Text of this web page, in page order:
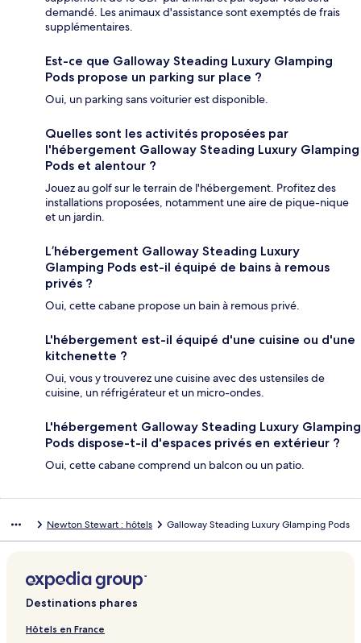
demandé. Les animaux d'assistance sont exemptés de frais
supplémentaires.
Est-ce que Galloway Steading Luxury Glamping
Pods propose un parking sur place ?
Oui, un parking sans voiturier est disponible.
Quelles sont les activités proposées par
l'hébergement Galloway Steading Luxury Glamping
Pods et alentour ?
Jouez au golf sur le terrain de l'hébergement. Profitez des
installations proposées, notamment une aire de pique-nique
et un jardin.
L’hébergement Galloway Steading Luxury
Glamping Pods est-il équipé de bains à remous
privés ?
Oui, cette cabane propose un bain à remous privé.
L'hébergement est-il équipé d'une cuisine ou d'une
kitchenette ?
Oui, vous y trouverez une cuisine avec des ustensiles de
cuisine, un réfrigérateur et un micro-ondes.
L'hébergement Galloway Steading Luxury Glamping
Pods dispose-t-il d'espaces privés en extérieur ?
Oui, cette cabane comprend un balcon ou un patio.
Newton Stewart : hôtels Galloway Steading Luxury Glamping Pods
Destinations phares
Hôtels en France